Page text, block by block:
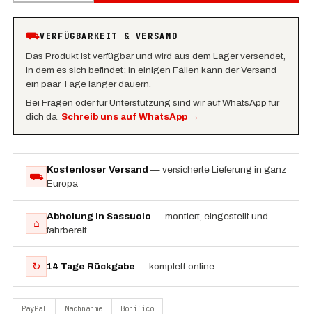
⛟VERFÜGBARKEIT & VERSAND
Das Produkt ist verfügbar und wird aus dem Lager versendet,
in dem es sich befindet: in einigen Fällen kann der Versand
ein paar Tage länger dauern.
Bei Fragen oder für Unterstützung sind wir auf WhatsApp für
dich da. Schreib uns auf WhatsApp→
⛟
Kostenloser Versand — versicherte Lieferung in ganz
Europa
⌂
Abholung in Sassuolo — montiert, eingestellt und
fahrbereit
↻ 14 Tage Rückgabe — komplett online
PayPal Nachnahme Bonifico